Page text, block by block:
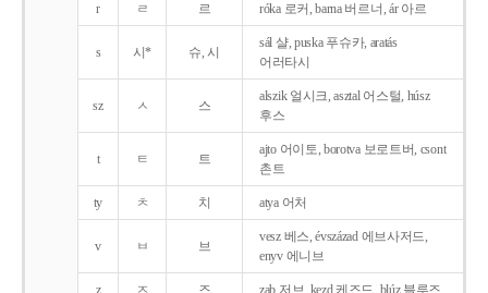
r ㄹ 르 róka 로커, barna 버르너, ár 아르
s 시* 슈, 시
sál 샬, puska 푸슈카, aratás
어러타시
sz ㅅ 스
alszik 얼시크, asztal 어스털, húsz
후스
t ㅌ 트
ajto 어이토, borotva 보로트버, csont
촌트
ty ㅊ 치 atya 어처
v ㅂ 브
vesz 베스, évszázad 에브사저드,
enyv 에니브
z ㅈ 즈 zab 저브, kezd 케즈드, blúz 블루즈